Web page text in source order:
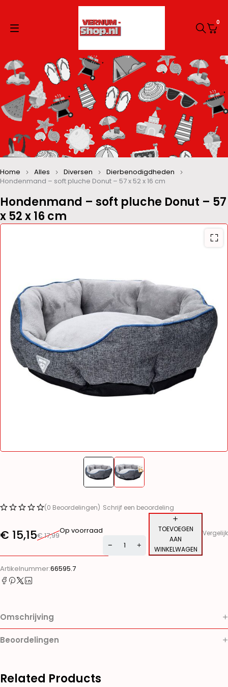
0
Hondenmand – soft pluche Donut – 57
x 52 x 16 cm
Home Alles Diversen
Dierbenodigdheden
Hondenmand – soft pluche Donut – 57 x 52 x 16 cm
(0 Beoordelingen) Schrijf een beoordeling
€17,99
€ 15,15 Op voorraad
TOEVOEGEN
AAN
WINKELWAGEN
Alternative:
Vergelijk
Artikelnummer:66595.7
Omschrijving
Beoordelingen
Related Products